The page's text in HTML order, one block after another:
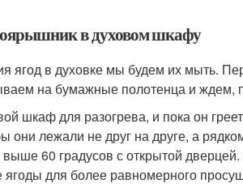
в духовом шкафу
ягод в духовке мы будем их мыть.
на бумажные полотенца и ждем,
шкаф для разогрева, и пока он
они лежали не друг на друге, а
60 градусов с открытой
для более равномерного